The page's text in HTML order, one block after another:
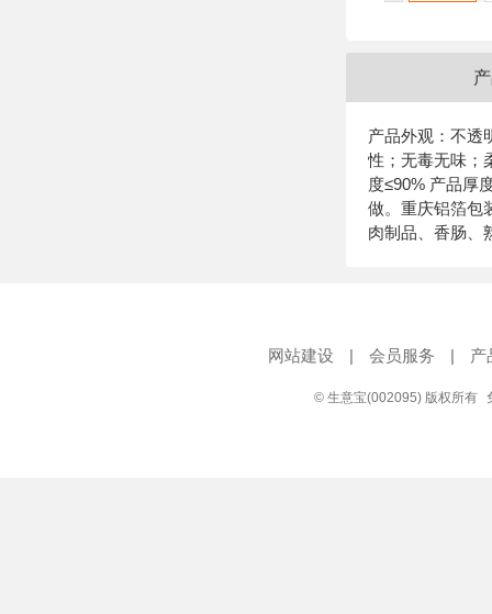
产品外观：不透
性；无毒无味；
度≤90% 产品厚
做。重庆铝箔包
肉制品、香肠、
网站建设 | 会员服务 | 产
© 生意宝(002095) 版权所有